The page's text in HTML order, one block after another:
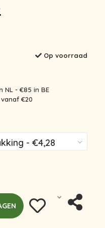
Op voorraad
NL - €85 in BE
€20